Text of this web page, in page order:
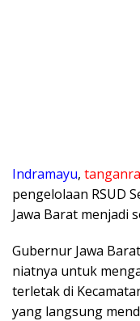
Indramayu,
pengelolaan RSUD
Jawa Barat menjadi
Gubernur Jawa
niatnya untuk
terletak di
yang langsung